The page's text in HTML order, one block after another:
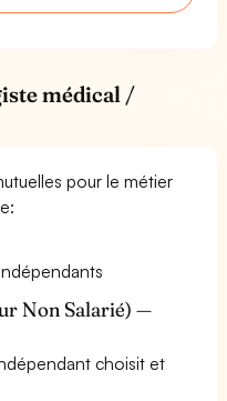
médical /
pour le métier
Non Salarié) —
choisit et